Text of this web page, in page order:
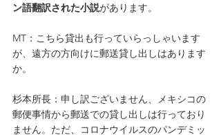
ン語翻訳された小説があります。
MT：こちら貸出も行っていらっしゃいます
が、遠方の方向けに郵送貸し出しはあります
か。
杉本所長：申し訳ございません、メキシコの
郵便事情から郵送での貸し出しは行っており
ません。ただ、コロナウイルスのパンデミッ